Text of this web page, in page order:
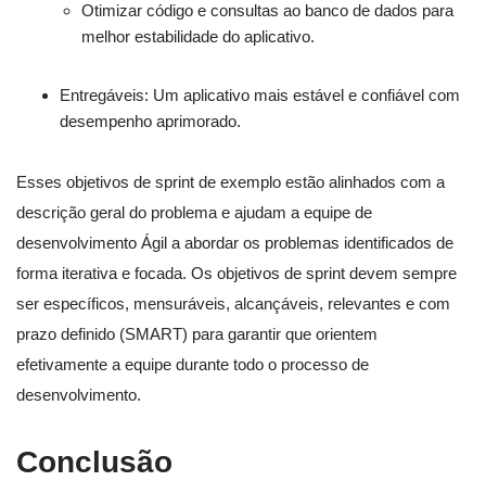
Otimizar código e consultas ao banco de dados para
melhor estabilidade do aplicativo.
Entregáveis: Um aplicativo mais estável e confiável com
desempenho aprimorado.
Esses objetivos de sprint de exemplo estão alinhados com a
descrição geral do problema e ajudam a equipe de
desenvolvimento Ágil a abordar os problemas identificados de
forma iterativa e focada. Os objetivos de sprint devem sempre
ser específicos, mensuráveis, alcançáveis, relevantes e com
prazo definido (SMART) para garantir que orientem
efetivamente a equipe durante todo o processo de
desenvolvimento.
Conclusão